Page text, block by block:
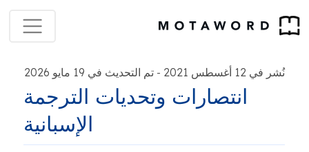
نُشر في 12 أغسطس 2021 - تم التحديث في 19 مايو 2026
انتصارات وتحديات الترجمة
الإسبانية